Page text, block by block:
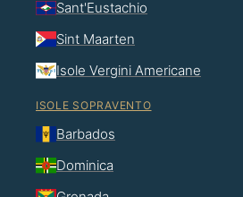
Sant'Eustachio
Sint Maarten
Isole Vergini Americane
ISOLE SOPRAVENTO
Barbados
Dominica